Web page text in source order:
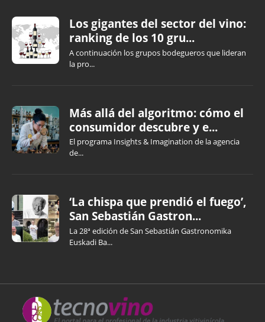
Los gigantes del sector del vino:
ranking de los 10 gru...
A continuación los grupos bodegueros que lideran
la pro...
Más allá del algoritmo: cómo el
consumidor descubre y e...
El programa Insights & Imagination de la agencia
de...
‘La chispa que prendió el fuego’,
San Sebastián Gastron...
La 28ª edición de San Sebastián Gastronomika
Euskadi Ba...